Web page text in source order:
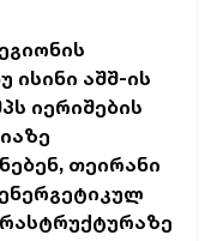
ისინი აშშ-ის
იერიშების
თეირანი